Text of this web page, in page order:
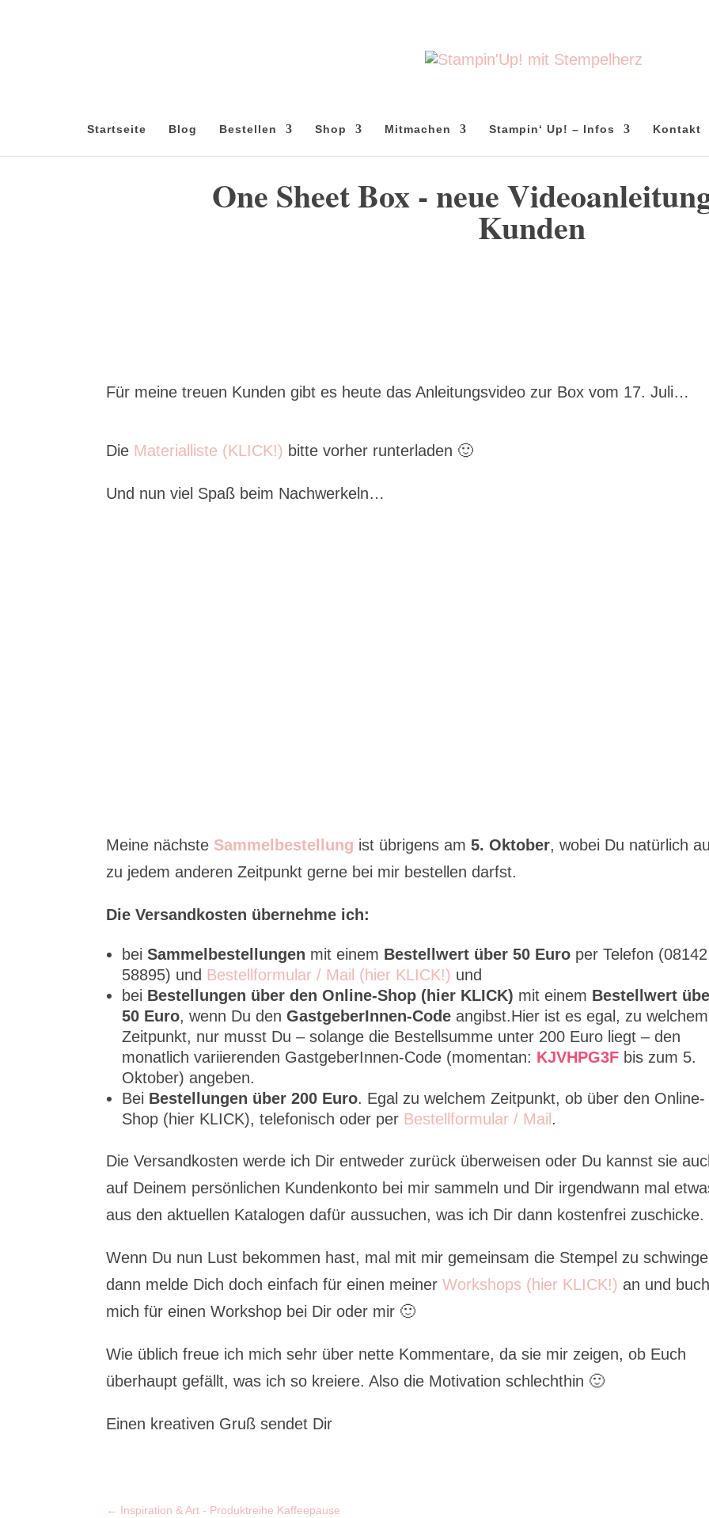
Startseite Blog Bestellen Shop Mitmachen Stampin‘ Up! – Infos Kontakt
One Sheet Box - neue
Kunden
Für meine treuen Kunden gibt es heute das Anleitungsvideo zur Box vom 17. Juli…
Die Materialliste (KLICK!) bitte vorher runterladen 🙂
Und nun viel Spaß beim Nachwerkeln…
Meine nächste Sammelbestellung ist übrigens am5. Oktober, wobei Du natürlich
zu jedem anderen Zeitpunkt gerne bei mir bestellen darfst.
Die Versandkosten übernehme ich:
beiSammelbestellungen mit einem Bestellwert über 50 Euro per Telefon (08142
58895) und Bestellformular / Mail (hier KLICK!) und
bei Bestellungen über den Online-Shop (hier KLICK) mit einem Bestellwert
50 Euro, wenn Du denGastgeberInnen-Code angibst.Hier ist es egal, zu welchem
Zeitpunkt, nur musst Du – solange die Bestellsumme unter 200 Euro liegt – den
monatlich variierenden GastgeberInnen-Code (momentan: KJVHPG3F bis zum 5.
Oktober) angeben.
Bei Bestellungen über 200 Euro. Egal zu welchem Zeitpunkt, ob über den Online-
Shop (hier KLICK), telefonisch oder per Bestellformular / Mail.
Die Versandkosten werde ich Dir entweder zurück überweisen oder Du kannst sie
auf Deinem persönlichen Kundenkonto bei mir sammeln und Dir irgendwann mal
aus den aktuellen Katalogen dafür aussuchen, was ich Dir dann kostenfrei zuschicke.
Wenn Du nun Lust bekommen hast, mal mit mir gemeinsam die Stempel zu
dann melde Dich doch einfach für einen meinerWorkshops (hier KLICK!) an und
mich für einen Workshop bei Dir oder mir 🙂
Wie üblich freue ich mich sehr über nette Kommentare, da sie mir zeigen, ob Euch
überhaupt gefällt, was ich so kreiere. Also die Motivation schlechthin 🙂
Einen kreativen Gruß sendet Dir
← Inspiration & Art - Produktreihe Kaffeepause